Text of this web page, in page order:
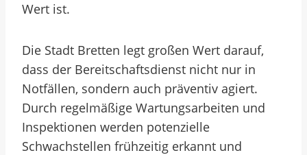
Wert ist.
Die Stadt Bretten legt großen Wert darauf,
dass der Bereitschaftsdienst nicht nur in
Notfällen, sondern auch präventiv agiert.
Durch regelmäßige Wartungsarbeiten und
Inspektionen werden potenzielle
Schwachstellen frühzeitig erkannt und